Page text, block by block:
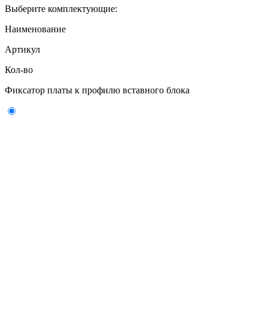
Выберите комплектующие:
Наименование
Артикул
Кол-во
Фиксатор платы к профилю вставного блока